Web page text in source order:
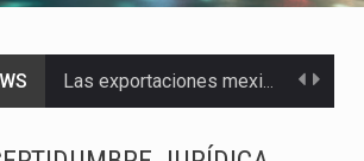
Las exportaciones mexicanas de vehículos ligeros disminuyeron 9.67 % en julio a tasa anual, alcanzando…